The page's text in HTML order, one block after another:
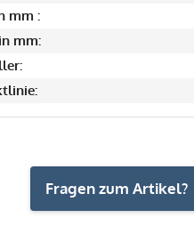
mm :
mm:
Fragen zum Artikel?